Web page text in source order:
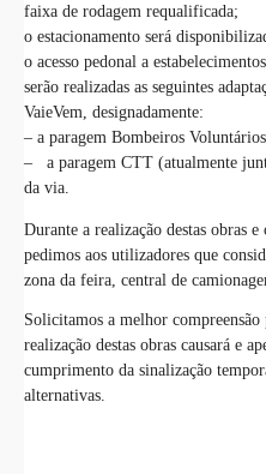
faixa de rodagem requalificada;
o estacionamento será
o acesso pedonal a
serão realizadas as seguintes
VaieVem, designadamente:
– a paragem Bombeiros
– a paragem CTT (atualmente
da via.
Durante a realização destas obras
pedimos aos utilizadores que
zona da feira, central de
Solicitamos a melhor
realização destas obras causará e
cumprimento da sinalização
alternativas.